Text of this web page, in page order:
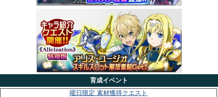
育成イベント
曜日限定 素材獲得クエスト